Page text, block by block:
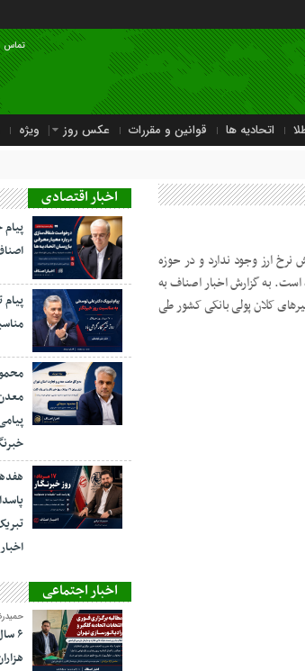
تماس
اتحادیه ها قوانین و مقررات عکس روز ویژه
ارز وجود ندارد و در حوزه
دلار مثبت بوده است. به گزارش اخبار اصناف به
کلان پولی بانکی کشور طی
اخبار اقتصادی
اخبار اجتماعی
۶